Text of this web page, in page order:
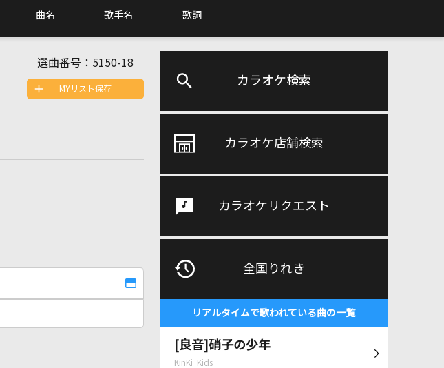
曲名 歌手名 歌詞
カラオケ検索
カラオケ店舗検索
カラオケリクエスト
全国りれき
リアルタイムで歌われている曲の一覧
[良音]硝子の少年
KinKi Kids
選曲番号： 5150-18
MYリスト保存